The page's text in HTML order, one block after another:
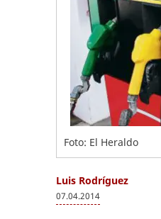
Foto: El Heraldo
Luis Rodríguez
07.04.2014